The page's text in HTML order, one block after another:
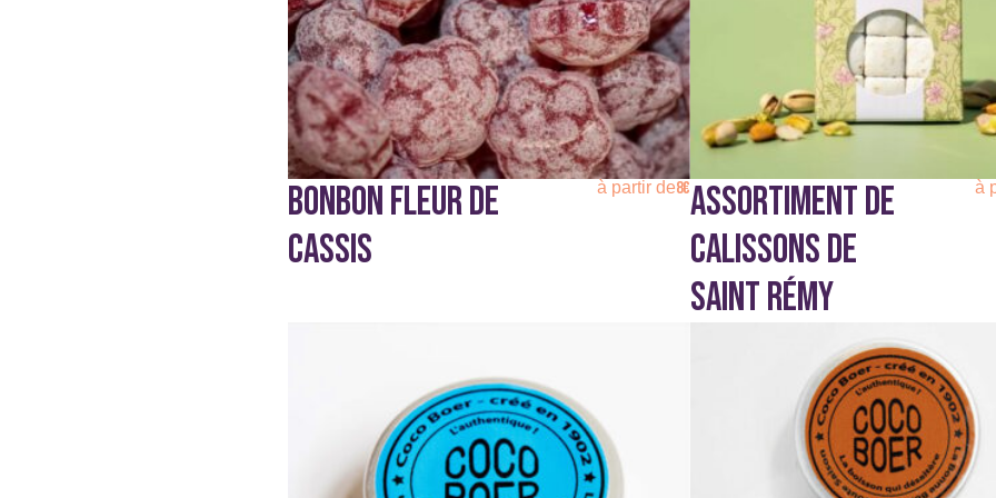
BONBON FLEUR DE
CASSIS
à partir de8€
sur
la
page
du
produit
ASSORTIMENT DE
CALISSONS DE
SAINT RÉMY
à
sur
la
page
du
produit